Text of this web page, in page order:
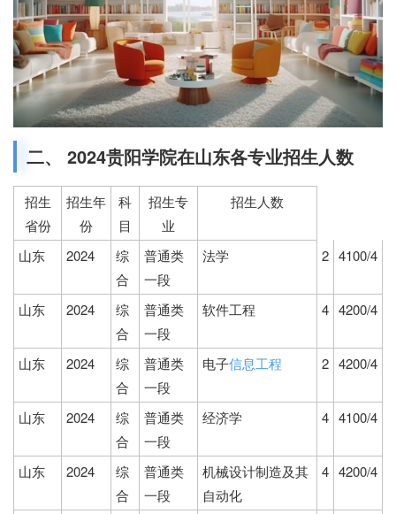
二、 2024贵阳学院在山东各专业招生人数
招生
省份
招生年
份
科
目
招生专
业
招生人数
山东 2024
综
合
普通类
一段
法学 2 4100/4
山东 2024
综
合
普通类
一段
软件工程 4 4200/4
山东 2024
综
合
普通类
一段
电子信息工程 2 4200/4
山东 2024
综
合
普通类
一段
经济学 4 4100/4
山东 2024
综
合
普通类
一段
机械设计制造及其
自动化
4 4200/4